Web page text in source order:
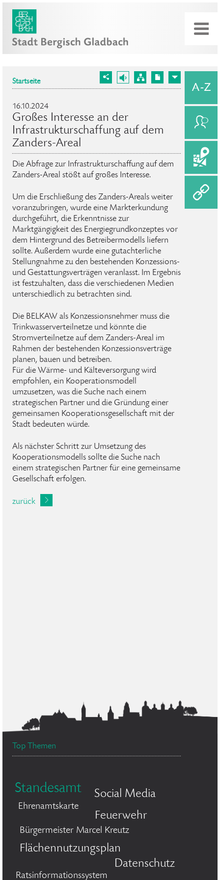
Startseite
16.10.2024
Großes Interesse an der
Infrastrukturschaffung auf dem
Zanders-Areal
Die Abfrage zur Infrastrukturschaffung auf dem
Zanders-Areal stößt auf großes Interesse.
Um die Erschließung des Zanders-Areals weiter
voranzubringen, wurde eine Markterkundung
durchgeführt, die Erkenntnisse zur
Marktgängigkeit des Energiegrundkonzeptes vor
dem Hintergrund des Betreibermodells liefern
sollte. Außerdem wurde eine gutachterliche
Stellungnahme zu den bestehenden Konzessions-
und Gestattungsverträgen veranlasst. Im Ergebnis
ist festzuhalten, dass die verschiedenen Medien
unterschiedlich zu betrachten sind.
Die BELKAW als Konzessionsnehmer muss die
Trinkwasserverteilnetze und könnte die
Stromverteilnetze auf dem Zanders-Areal im
Rahmen der bestehenden Konzessionsverträge
planen, bauen und betreiben.
Für die Wärme- und Kälteversorgung wird
empfohlen, ein Kooperationsmodell
umzusetzen, was die Suche nach einem
strategischen Partner und die Gründung einer
gemeinsamen Kooperationsgesellschaft mit der
Stadt bedeuten würde.
Als nächster Schritt zur Umsetzung des
Kooperationsmodells sollte die Suche nach
einem strategischen Partner für eine gemeinsame
Gesellschaft erfolgen.
zurück
Top Themen
Standesamt Social Media
Ehrenamtskarte
Feuerwehr
Bürgermeister Marcel Kreutz
Flächennutzungsplan
Ratsinformationssystem
Datenschutz